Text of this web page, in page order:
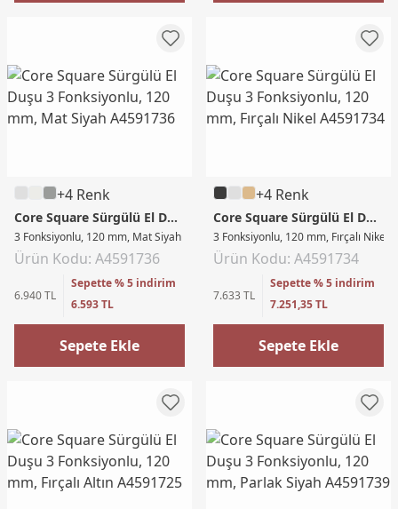
+4 Renk
Core Square Sürgülü El Duşu
3 Fonksiyonlu, 120 mm, Mat Siyah
Ürün Kodu: A4591736
6.940 TL
Sepette % 5 indirim
6.593 TL
Sepete Ekle
+4 Renk
Core Square Sürgülü El Duşu
3 Fonksiyonlu, 120 mm, Fırçalı Nikel
Ürün Kodu: A4591734
7.633 TL
Sepette % 5 indirim
7.251,35 TL
Sepete Ekle